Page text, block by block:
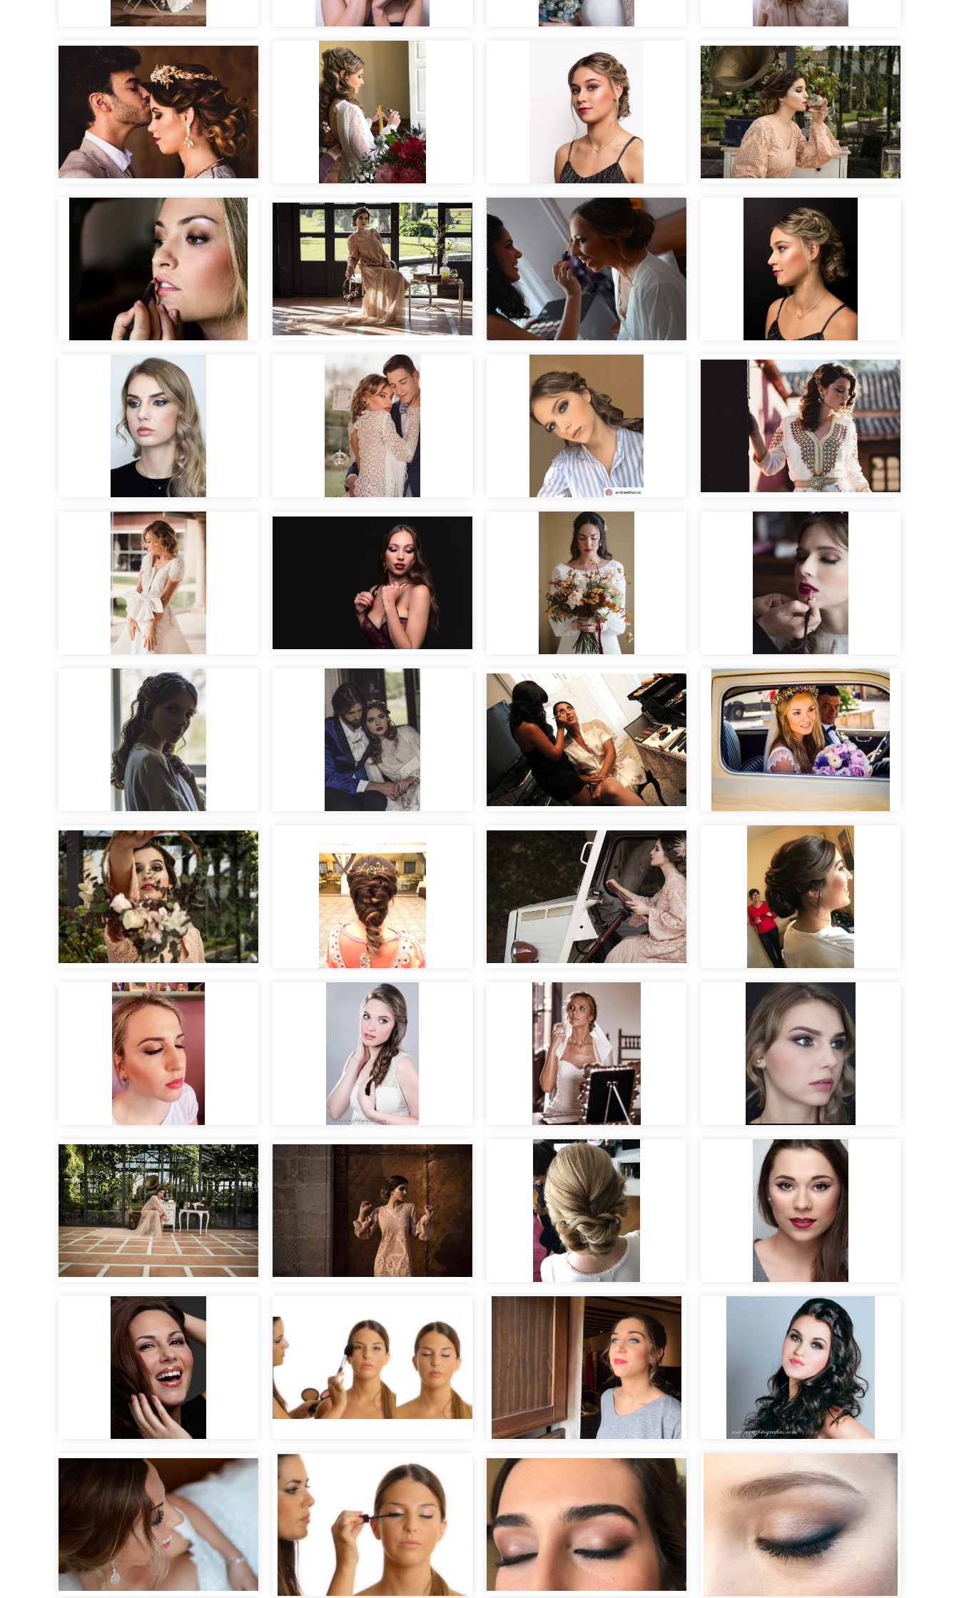
El Tocador, preparativos
con encanto
Novia ojos ahumados Sesión roommatehotels
Las mil y una noches
Maquillaje para sesión de
fotos
Editorial nupcial "Clara".
Maquillaje de novia Editorial nupcial "Clara". Laura. Novias reales
Maquillaje para sesión de
fotos de la firma Harpo
Maquillaje Beauty para
Las mil y una noches
Novias con estilo
Maquillaje para sesión de
novias labios rojos Making of
Vincent&Ella Editorial Vincent & Ella Maquillaje de novia
Editorial nupcial "Clara". Editorial nupcial "Clara". Pruebas de novia
Prueba de novia Marina Maquillaje para bodas Maquillaje de novia
Maquillaje para sesión de
Editorial nupcial "Clara". Editorial nupcial "Clara".
Prueba de peinado de
novia
Maquillaje para book de
Maquillaje de día natural
Maquillaje piel radiante
con eye liner
Maquillaje de fiesta